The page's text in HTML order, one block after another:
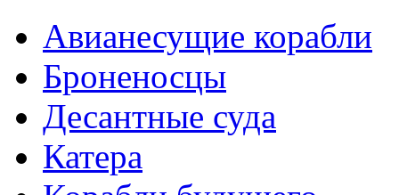
Авианесущие корабли
Броненосцы
Десантные суда
Катера